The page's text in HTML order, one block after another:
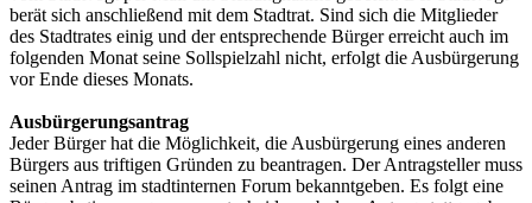
berät sich anschließend mit dem Stadtrat. Sind sich die Mitglieder
des Stadtrates einig und der entsprechende Bürger erreicht auch im
folgenden Monat seine Sollspielzahl nicht, erfolgt die Ausbürgerung
vor Ende dieses Monats.
Ausbürgerungsantrag
Jeder Bürger hat die Möglichkeit, die Ausbürgerung eines anderen
Bürgers aus triftigen Gründen zu beantragen. Der Antragsteller muss
seinen Antrag im stadtinternen Forum bekanntgeben. Es folgt eine